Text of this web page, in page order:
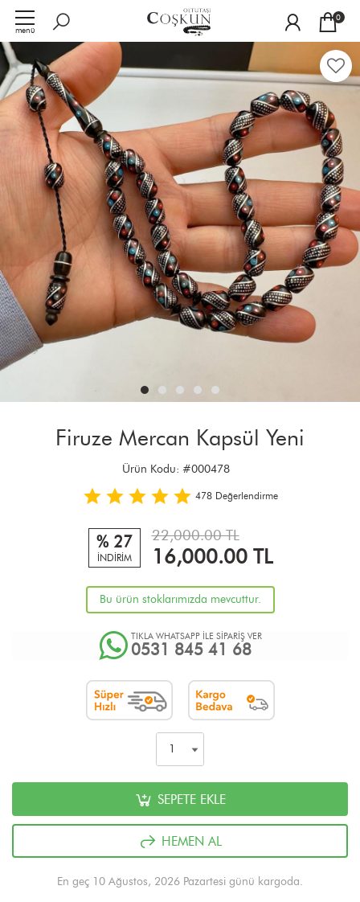
menü
0
Firuze Mercan Kapsül Yeni
Ürün Kodu: #000478
478 Değerlendirme
% 27
İNDİRİM
22,000.00 TL
16,000.00TL
Bu ürün stoklarımızda mevcuttur.
TIKLA WHATSAPP İLE SİPARİŞ VER
0531 845 41 68
SEPETE EKLE
HEMEN AL
En geç 10 Ağustos, 2026 Pazartesi günü kargoda.